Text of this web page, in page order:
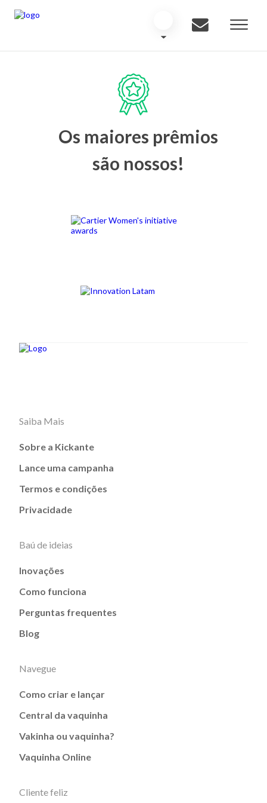
Os maiores prêmios
são nossos!
Saiba Mais
Sobre a Kickante
Lance uma campanha
Termos e condições
Privacidade
Baú de ideias
Inovações
Como funciona
Perguntas frequentes
Blog
Navegue
Como criar e lançar
Central da vaquinha
Vakinha ou vaquinha?
Vaquinha Online
Cliente feliz